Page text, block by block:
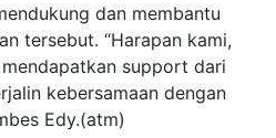
dan membantu
tersebut. “Harapan kami,
support dari
kebersamaan dengan
Edy.(atm)